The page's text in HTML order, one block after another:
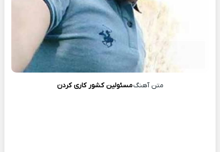
متن آهنگمسئولین کشور کاری کردن